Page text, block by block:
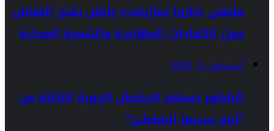
ملتقى «تاروا تمازيغت» بأملن يفتح النقاش
حول الكفاءات المهاجرة والتنمية المحلية
أغسطس 5, 2026
الناظور تستعد لاحتضان الدورة الثالثة من
“أيام سينما الشاطئ”